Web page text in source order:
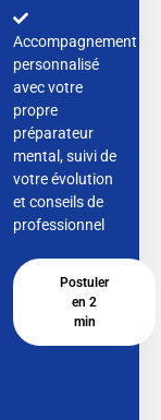
Accompagnement
personnalisé
avec votre
propre
préparateur
mental, suivi de
votre évolution
et conseils de
professionnel
Postuler
en 2
min